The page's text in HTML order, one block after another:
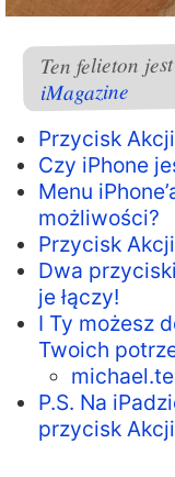
Ten felieton
iMagazine
Przycisk
Czy iPhone
Menu
możliwości?
Przycisk
Dwa
je łączy!
I Ty możesz
Twoich
P.S. Na
przycisk Akcji